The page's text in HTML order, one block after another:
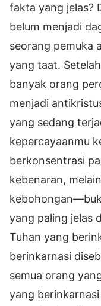
fakta yang jelas?
belum menjadi
seorang pemuka
yang taat.
banyak orang
menjadi
yang sedang
kepercayaanmu
berkonsentrasi
kebenaran,
yang paling jelas
Tuhan yang
berinkarnasi
semua orang
yang